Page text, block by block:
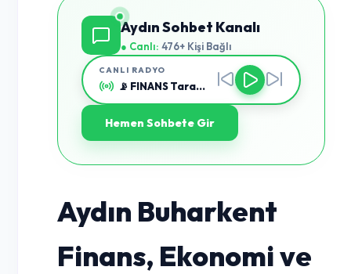
Aydın Sohbet Kanalı
● Canlı: 476+ Kişi Bağlı
CANLI RADYO
📡 FINANS Taranıyor...
Hemen Sohbete Gir
Aydın Buharkent
Finans, Ekonomi ve